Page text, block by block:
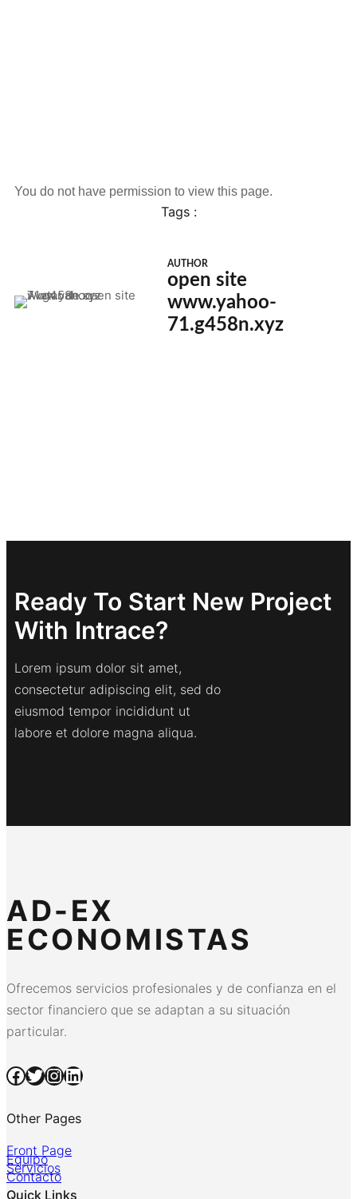
You do not have permission to view this page.
Tags :
AUTHOR
open site
www.yahoo-
71.g458n.xyz
Ready To Start New Project
With Intrace?
Lorem ipsum dolor sit amet,
consectetur adipiscing elit, sed do
eiusmod tempor incididunt ut
labore et dolore magna aliqua.
AD-EX
ECONOMISTAS
Ofrecemos servicios profesionales y de confianza en el
sector financiero que se adaptan a su situación
particular.
Facebook Twitter InstagramLinkedIn
Other Pages
Front Page
Equipo
Servicios
Contacto
Quick Links